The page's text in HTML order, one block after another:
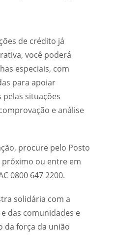
de crédito já
você poderá
especiais, com
para apoiar
situações
e análise
procure pelo Posto
ou entre em
0800 647 2200.
solidária com a
das comunidades e
da força da união